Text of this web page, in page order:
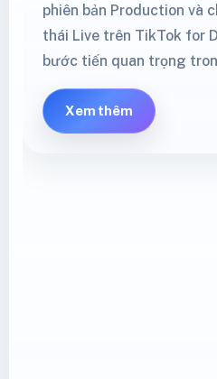
phiên bản Production và
thái Live trên TikTok for
bước tiến quan trọng
Xem thêm